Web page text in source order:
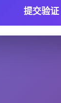
提交验证